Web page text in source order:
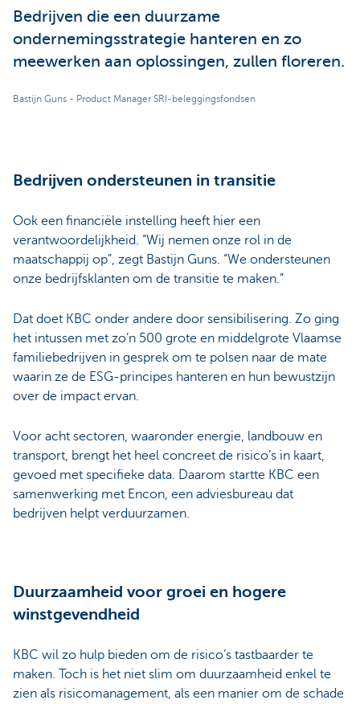
Bedrijven die een duurzame
ondernemingsstrategie hanteren en zo
meewerken aan oplossingen, zullen floreren.
Bastijn Guns - Product Manager SRI-beleggingsfondsen
Bedrijven ondersteunen in transitie
Ook een financiële instelling heeft hier een
verantwoordelijkheid. “Wij nemen onze rol in de
maatschappij op”, zegt Bastijn Guns. “We ondersteunen
onze bedrijfsklanten om de transitie te maken.”
Dat doet KBC onder andere door sensibilisering. Zo ging
het intussen met zo’n 500 grote en middelgrote Vlaamse
familiebedrijven in gesprek om te polsen naar de mate
waarin ze de ESG-principes hanteren en hun bewustzijn
over de impact ervan.
Voor acht sectoren, waaronder energie, landbouw en
transport, brengt het heel concreet de risico’s in kaart,
gevoed met specifieke data. Daarom startte KBC een
samenwerking met Encon, een adviesbureau dat
bedrijven helpt verduurzamen.
Duurzaamheid voor groei en hogere
winstgevendheid
KBC wil zo hulp bieden om de risico’s tastbaarder te
maken. Toch is het niet slim om duurzaamheid enkel te
zien als risicomanagement, als een manier om de schade